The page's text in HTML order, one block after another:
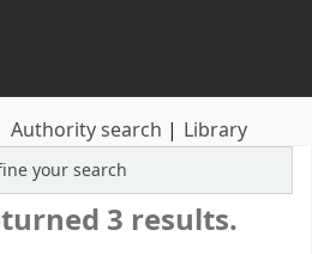
Authority search Library
your search
3 results.